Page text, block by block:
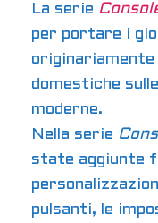
La serie
per portare i
originariamente
domestiche
moderne.
Nella serie
state aggiunte
pulsanti, le